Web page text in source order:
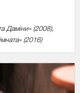
Даміни» (2008),
(2016)